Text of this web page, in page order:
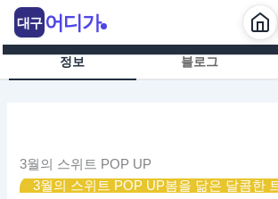
츠
정보 블로그
3월의 스위트 POP UP
3월의 스위트 POP UP봄을 닮은 달콤한
대구 어디가